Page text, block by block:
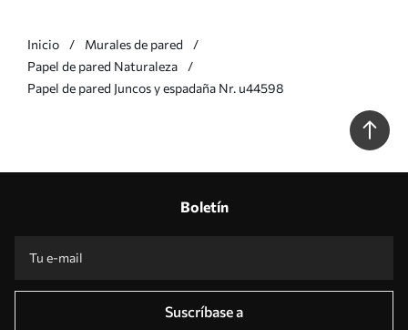
Inicio
Murales de pared
Papel de pared Naturaleza
Papel de pared Juncos y espadaña Nr. u44598
Boletín
Suscríbase a